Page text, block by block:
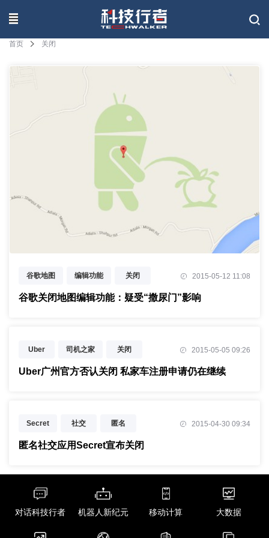
联系我们
首页 关闭
谷歌地图 编辑功能 关闭
Android 机器人
2015-05-12 11:08
谷歌关闭地图编辑功能：疑受“撒尿门”影响
Uber 司机之家 关闭
否认 私家车 注册
2015-05-05 09:26
Uber广州官方否认关闭 私家车注册申请仍在继续
Secret 社交 匿名
关闭
2015-04-30 09:34
匿名社交应用Secret宣布关闭
对话科技行者 机器人新纪元 移动计算 大数据